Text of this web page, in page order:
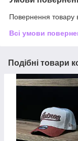
Повернення товару
Всі умови
Подібні товари